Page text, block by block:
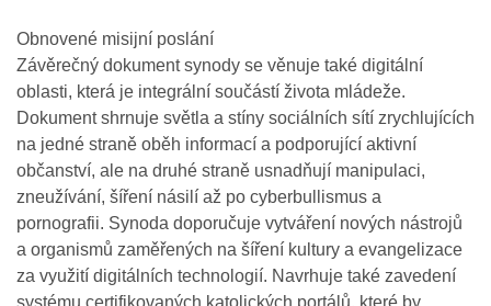
Obnovené misijní poslání
Závěrečný dokument synody se věnuje také digitální
oblasti, která je integrální součástí života mládeže.
Dokument shrnuje světla a stíny sociálních sítí zrychlujících
na jedné straně oběh informací a podporující aktivní
občanství, ale na druhé straně usnadňují manipulaci,
zneužívání, šíření násilí až po cyberbullismus a
pornografii. Synoda doporučuje vytváření nových nástrojů
a organismů zaměřených na šíření kultury a evangelizace
za využití digitálních technologií. Navrhuje také zavedení
systému certifikovaných katolických portálů, které by